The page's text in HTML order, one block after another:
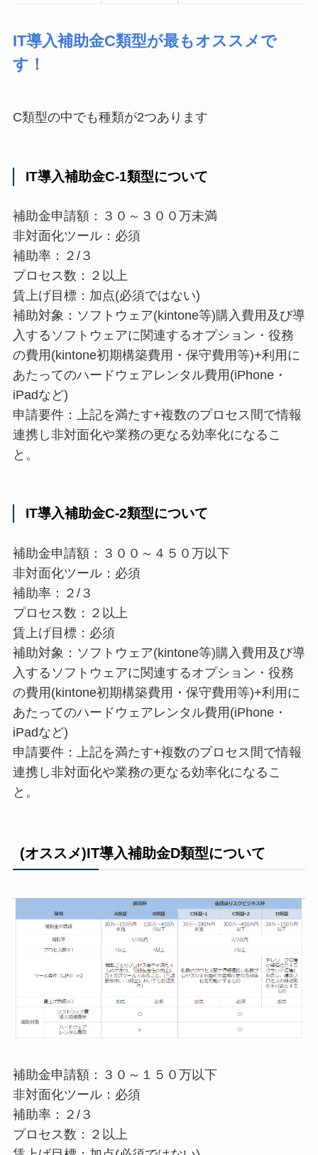
IT導入補助金C類型が最もオススメで
す！
C類型の中でも種類が2つあります
IT導入補助金C-1類型について
補助金申請額：３０～３００万未満
非対面化ツール：必須
補助率：２/３
プロセス数：２以上
賃上げ目標：加点(必須ではない)
補助対象：ソフトウェア(kintone等)購入費用及び導
入するソフトウェアに関連するオプション・役務
の費用(kintone初期構築費用・保守費用等)+利用に
あたってのハードウェアレンタル費用(iPhone・
iPadなど)
申請要件：上記を満たす+複数のプロセス間で情報
連携し非対面化や業務の更なる効率化になるこ
と。
IT導入補助金C-2類型について
補助金申請額：３００～４５０万以下
非対面化ツール：必須
補助率：２/３
プロセス数：２以上
賃上げ目標：必須
補助対象：ソフトウェア(kintone等)購入費用及び導
入するソフトウェアに関連するオプション・役務
の費用(kintone初期構築費用・保守費用等)+利用に
あたってのハードウェアレンタル費用(iPhone・
iPadなど)
申請要件：上記を満たす+複数のプロセス間で情報
連携し非対面化や業務の更なる効率化になるこ
と。
(オススメ)IT導入補助金D類型について
補助金申請額：３０～１５０万以下
非対面化ツール：必須
補助率：２/３
プロセス数：２以上